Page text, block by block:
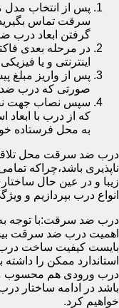
پس از انتخاب مدل
سرقت تماس
گرفتن ابعاد
در مرحله بعدی
اینترنتی و یا
پس از واریز مبلغ
صورتی که درب
سپس نصاب جهت
که از درب با ابعاد
به محل فرستاده
درب ضد سرقت محل
ناپذیری باشد،چراکه
زیبا و در عین حال
انواع درب بپردازیم و
درب ضد سرقت:با توجه
اهمیت درب ضد سرقت
بایست کیفیت ساخت درب
استاندارد ممکن را
درب ورودی هم محسوب
باشد در ادامه ساختار
خواهیم کرد.